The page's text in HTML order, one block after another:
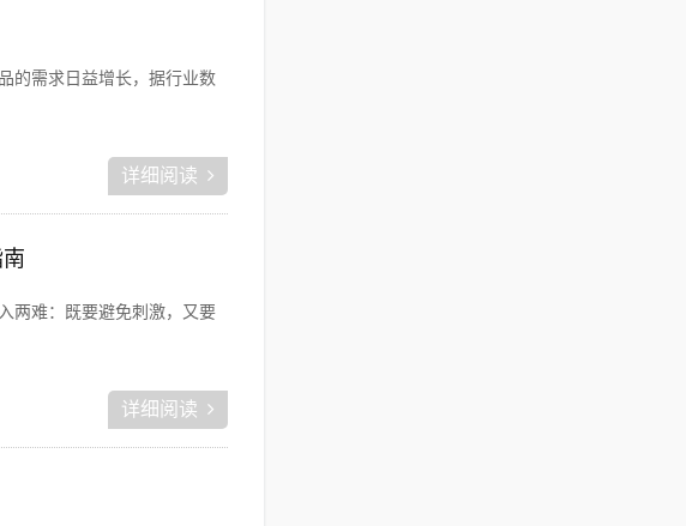
的需求日益增长，据行业数
详细阅读
两难：既要避免刺激，又要
详细阅读